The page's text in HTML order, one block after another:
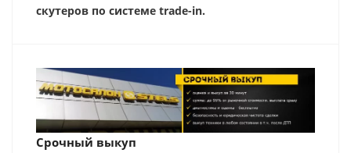
скутеров по системе trade-in.
Срочный выкуп